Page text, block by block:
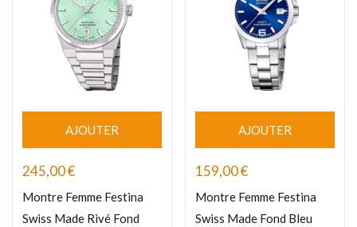
AJOUTER
245,00€
Montre Femme Festina
Swiss Made Rivé Fond
AJOUTER
159,00€
Montre Femme Festina
Swiss Made Fond Bleu